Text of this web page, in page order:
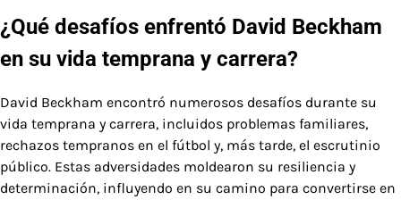
¿Qué desafíos enfrentó David Beckham
en su vida temprana y carrera?
David Beckham encontró numerosos desafíos durante su
vida temprana y carrera, incluidos problemas familiares,
rechazos tempranos en el fútbol y, más tarde, el escrutinio
público. Estas adversidades moldearon su resiliencia y
determinación, influyendo en su camino para convertirse en